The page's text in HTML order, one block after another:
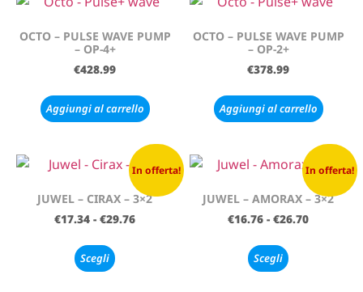
OCTO – PULSE WAVE PUMP
– OP-4+
€428.99
Aggiungi al carrello
OCTO – PULSE WAVE PUMP
– OP-2+
€378.99
Aggiungi al carrello
In offerta!
JUWEL – CIRAX – 3×2
€17.34 - €29.76
Scegli
In offerta!
JUWEL – AMORAX – 3×2
€16.76 - €26.70
Scegli